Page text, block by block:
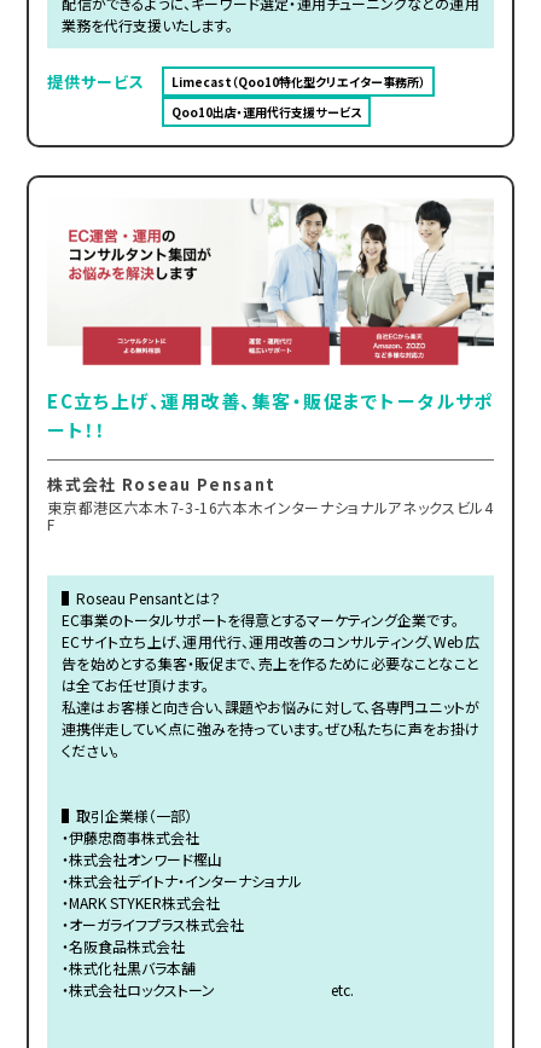
業務を代行支援いたします。
提供サービス
Limecast（Qoo10特化型クリエイター事務所）
Qoo10出店・運用代行支援サービス
EC立ち上げ、運用改善、集客・販促までトータルサポ
ート！！
株式会社 Roseau Pensant
東京都港区六本木7-3-16六本木インターナショナルアネックスビル4
F
▌Roseau Pensantとは？
EC事業のトータルサポートを得意とするマーケティング企業です。
ECサイト立ち上げ、運用代行、運用改善のコンサルティング、Web広
告を始めとする集客・販促まで、売上を作るために必要なことなこと
は全てお任せ頂けます。
私達はお客様と向き合い、課題やお悩みに対して、各専門ユニットが
連携伴走していく点に強みを持っています。ぜひ私たちに声をお掛け
ください。
▌取引企業様（一部）
・伊藤忠商事株式会社
・株式会社オンワード樫山
・株式会社デイトナ・インターナショナル
・MARK STYKER株式会社
・オーガライフプラス株式会社
・名阪食品株式会社
・株式化社黒バラ本舗
・株式会社ロックストーン etc.